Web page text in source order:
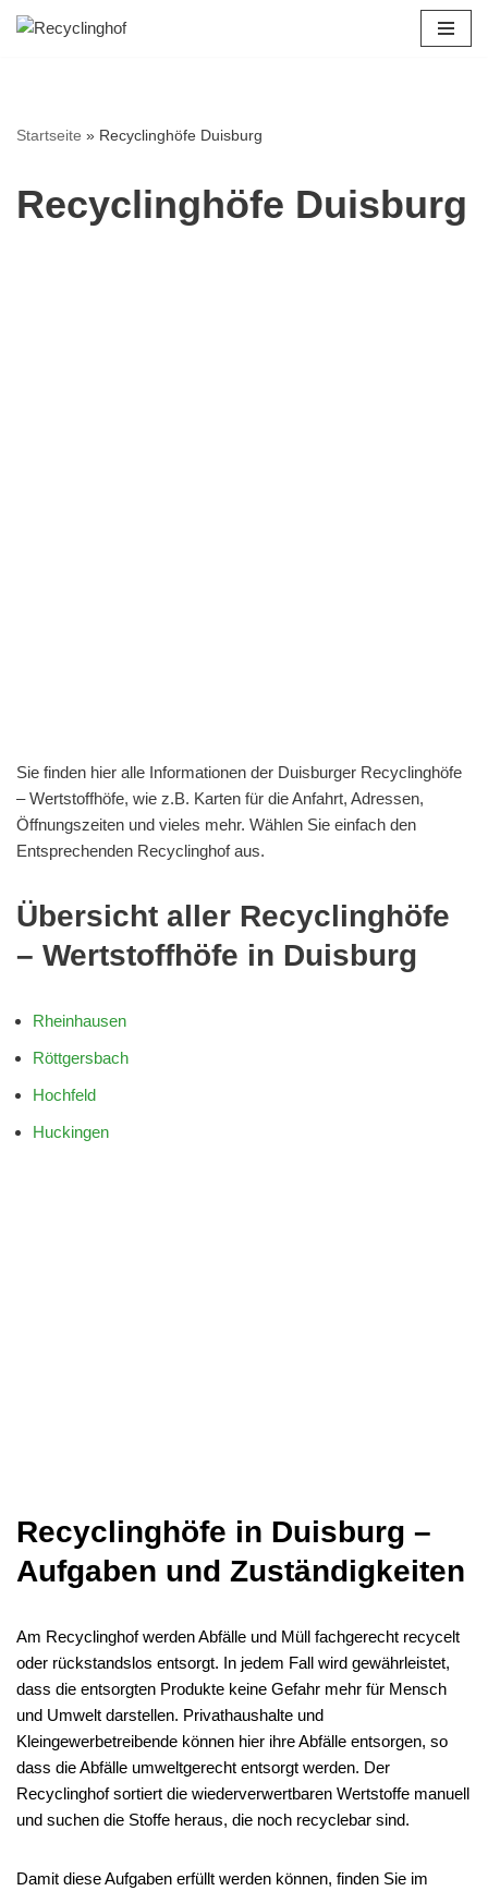
Startseite » Recyclinghöfe Duisburg
Recyclinghöfe Duisburg
Sie finden hier alle Informationen der Duisburger Recyclinghöfe
– Wertstoffhöfe, wie z.B. Karten für die Anfahrt, Adressen,
Öffnungszeiten und vieles mehr. Wählen Sie einfach den
Entsprechenden Recyclinghof aus.
Übersicht aller Recyclinghöfe
– Wertstoffhöfe in Duisburg
Rheinhausen
Röttgersbach
Hochfeld
Huckingen
Recyclinghöfe in Duisburg –
Aufgaben und Zuständigkeiten
Am Recyclinghof werden Abfälle und Müll fachgerecht recycelt
oder rückstandslos entsorgt. In jedem Fall wird gewährleistet,
dass die entsorgten Produkte keine Gefahr mehr für Mensch
und Umwelt darstellen. Privathaushalte und
Kleingewerbetreibende können hier ihre Abfälle entsorgen, so
dass die Abfälle umweltgerecht entsorgt werden. Der
Recyclinghof sortiert die wiederverwertbaren Wertstoffe manuell
und suchen die Stoffe heraus, die noch recyclebar sind.
Damit diese Aufgaben erfüllt werden können, finden Sie im